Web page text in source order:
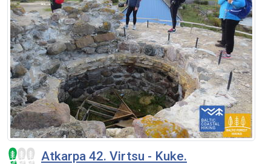
Atkarpa 42. Virtsu - Kuke.